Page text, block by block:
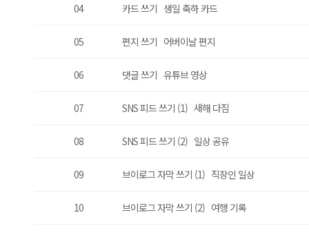
04 카드 쓰기 생일 축하 카드
05 편지 쓰기 어버이날 편지
06 댓글 쓰기 유튜브 영상
07 SNS 피드 쓰기 (1) 새해 다짐
08 SNS 피드 쓰기 (2) 일상 공유
09 브이로그 자막 쓰기 (1) 직장인 일상
10 브이로그 자막 쓰기 (2) 여행 기록